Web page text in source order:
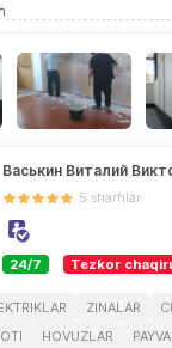
Васькин Виталий
5 sharhlar
24/7 Tezkor
ZINALAR
HOVUZLAR